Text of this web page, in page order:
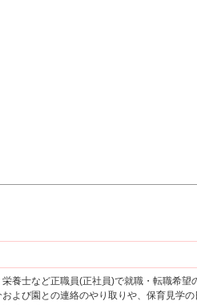
養士など正職員(正社員)で就職・転職希
よび園との連絡のやり取りや、保育見学